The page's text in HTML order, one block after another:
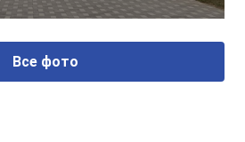
Все фото